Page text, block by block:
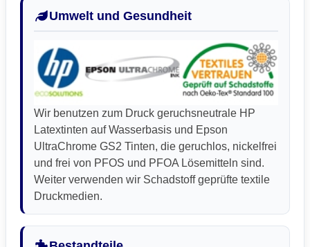
Umwelt und Gesundheit
Wir benutzen zum Druck geruchsneutrale HP
Latextinten auf Wasserbasis und Epson
UltraChrome GS2 Tinten, die geruchlos, nickelfrei
und frei von PFOS und PFOA Lösemitteln sind.
Weiter verwenden wir Schadstoff geprüfte textile
Druckmedien.